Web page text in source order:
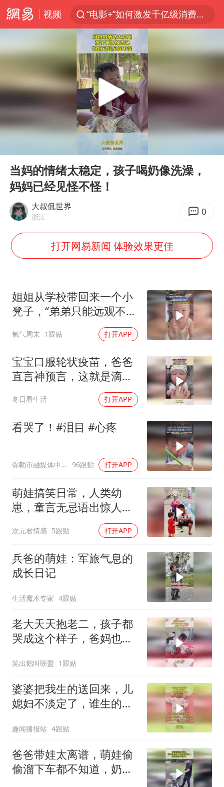
视频
“电影+”如何激发千亿级消费新活力？
台风白海豚加强
四川宜宾高县4.9级地震致1死
出口禁令驱动有色板块大涨
秋天的第一杯奶茶到底有多火
38岁演员求职万岁山NPC成功
胡彦斌获《歌手2026》歌王
胡彦斌韩磊 谁帮谁
“今天得有40℃了吧 为啥还不预警”
夯实基础开新局
Play
当妈的情绪太稳定，孩子喝奶像洗澡，
妈妈已经见怪不怪！
大叔侃世界
浙江 0
打开网易新闻 体验效果更佳
姐姐从学校带回来一个小
凳子，“弟弟只能远观不能
近玩焉，看到姐姐走过来
立马让座”
氧气周末 1跟贴 打开APP
宝宝口服轮状疫苗，爸爸
直言神预言，这就是滴水
冬日看生活 打开APP
看哭了！#泪目 #心疼
弥勒市融媒体中心 96跟贴 打开APP
萌娃搞笑日常，人类幼
崽，童言无忌语出惊人：
狗都知道100比30多，傻
子才跟你换！
次元君情感 5跟贴 打开APP
兵爸的萌娃：军旅气息的
成长日记
生活魔术专家 4跟贴
老大天天抱老二，孩子都
哭成这个样子，爸妈也不
笑出鹅叫联盟 1跟贴
婆婆把我生的送回来，儿
媳妇不淡定了，谁生的谁
趣闻播报站 4跟贴
爸爸带娃太离谱，萌娃偷
偷溜下车都不知道，奶奶